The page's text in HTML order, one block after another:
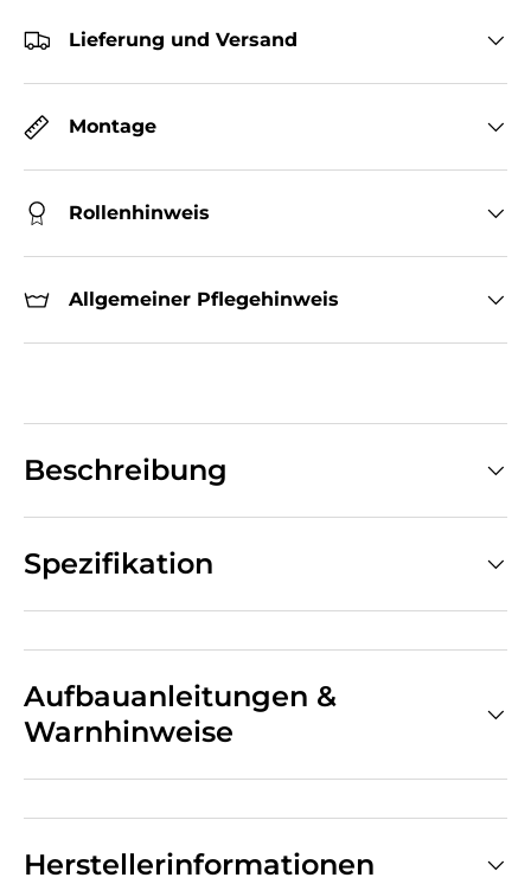
Lieferung und Versand
Montage
Rollenhinweis
Allgemeiner Pflegehinweis
Beschreibung
Spezifikation
Aufbauanleitungen &
Warnhinweise
Herstellerinformationen